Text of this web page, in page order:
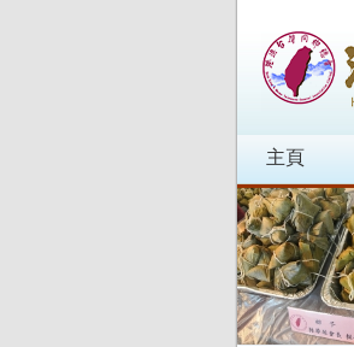
主頁